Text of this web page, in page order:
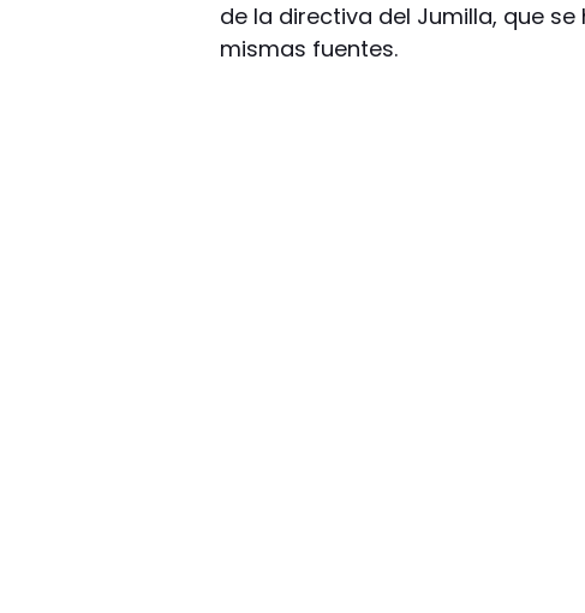
de la directiva del Jumilla, que
mismas fuentes.